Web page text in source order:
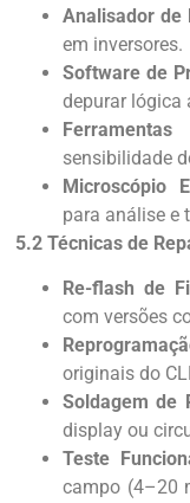
Analisador de
em inversores.
Software de
depurar lógica
sensibilidade
Microscópio
para análise e
5.2 Técnicas de
Re-flash de
com versões
originais do
Soldagem de
display ou
Teste
campo (4–20